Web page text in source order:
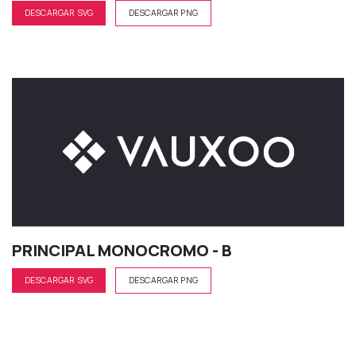
DESCARGAR SVG DESCARGAR PNG
PRINCIPAL MONOCROMO - B
DESCARGAR SVG DESCARGAR PNG